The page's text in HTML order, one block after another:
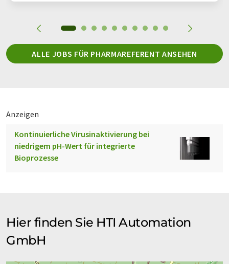
ALLE JOBS FÜR PHARMAREFERENT ANSEHEN
Anzeigen
Kontinuierliche Virusinaktivierung bei
niedrigem pH-Wert für integrierte
Bioprozesse
Hier finden Sie HTI Automation
GmbH